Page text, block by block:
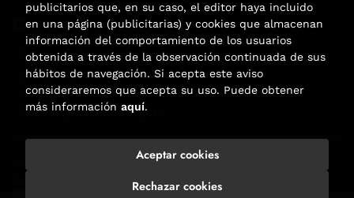
Contacto
Carrer Aribau, 84
(+34) 932 160 225
info@libreriafabre.com
Formulario de contacto
. Todos los Derechos Reservados |
publicitarios que, en su caso, el editor haya incluido
en una página (publicitarias) y cookies que almacenan
información del comportamiento de los usuarios
obtenida a través de la observación continuada de sus
hábitos de navegación. Si acepta este aviso
consideraremos que acepta su uso. Puede obtener
más información aquí.
Rechazar cookies
Aceptar cookies